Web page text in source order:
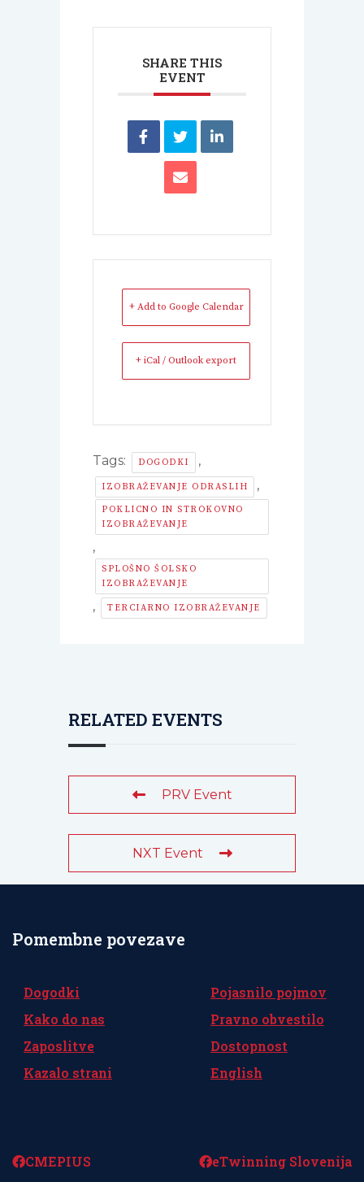
SHARE THIS
EVENT
+ Add to Google Calendar
+ iCal / Outlook export
Tags: DOGODKI ,
IZOBRAŽEVANJE ODRASLIH ,
POKLICNO IN STROKOVNO
IZOBRAŽEVANJE
,
SPLOŠNO ŠOLSKO
IZOBRAŽEVANJE
, TERCIARNO IZOBRAŽEVANJE
RELATED EVENTS
PRV Event
NXT Event
Pomembne povezave
Dogodki
Kako do nas
Zaposlitve
Kazalo strani
Pojasnilo pojmov
Pravno obvestilo
Dostopnost
English
CMEPIUS
eTwinning Slovenija